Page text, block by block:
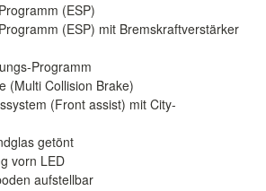
(ESP)
(ESP) mit Bremskraftverstärker
Programm
(Multi Collision Brake)
(Front assist) mit City-
getönt
vorn LED
aufstellbar